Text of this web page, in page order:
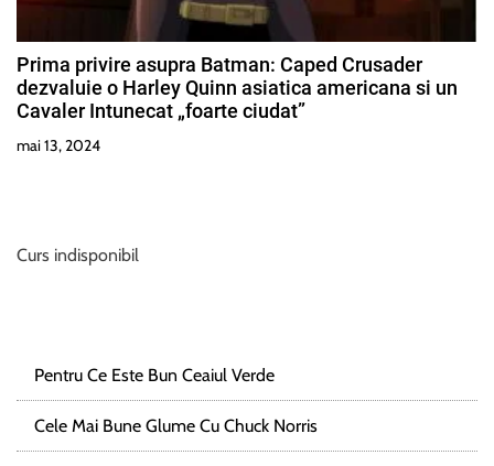
Prima privire asupra Batman: Caped Crusader
dezvaluie o Harley Quinn asiatica americana si un
Cavaler Intunecat „foarte ciudat”
mai 13, 2024
Curs indisponibil
Pentru Ce Este Bun Ceaiul Verde
Cele Mai Bune Glume Cu Chuck Norris